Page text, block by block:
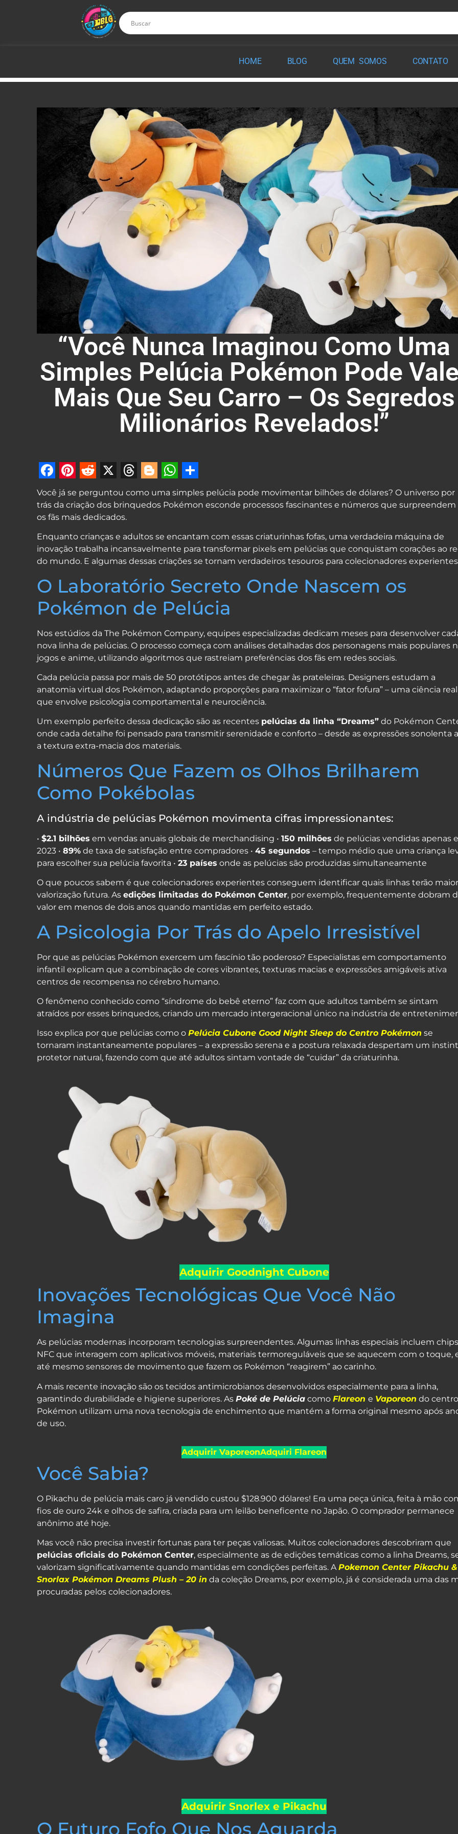
HOME BLOG QUEM SOMOS CONTATO
“Você Nunca Imaginou Como Uma
Simples Pelúcia Pokémon Pode
Mais Que Seu Carro – Os Segredos
Milionários Revelados!”
Facebook
Pinterest
Reddit
X Threads
Blogger
WhatsApp
Share
Você já se perguntou como uma simples pelúcia pode movimentar bilhões de dólares? O universo por
trás da criação dos brinquedos Pokémon esconde processos fascinantes e números que surpreendem
os fãs mais dedicados.
Enquanto crianças e adultos se encantam com essas criaturinhas fofas, uma verdadeira máquina de
inovação trabalha incansavelmente para transformar pixels em pelúcias que conquistam corações ao
do mundo. E algumas dessas criações se tornam verdadeiros tesouros para colecionadores
O Laboratório Secreto Onde Nascem os
Pokémon de Pelúcia
Nos estúdios da The Pokémon Company, equipes especializadas dedicam meses para desenvolver
nova linha de pelúcias. O processo começa com análises detalhadas dos personagens mais populares
jogos e anime, utilizando algoritmos que rastreiam preferências dos fãs em redes sociais.
Cada pelúcia passa por mais de 50 protótipos antes de chegar às prateleiras. Designers estudam a
anatomia virtual dos Pokémon, adaptando proporções para maximizar o “fator fofura” – uma ciência real
que envolve psicologia comportamental e neurociência.
Um exemplo perfeito dessa dedicação são as recentes pelúcias da linha “Dreams” do Pokémon
onde cada detalhe foi pensado para transmitir serenidade e conforto – desde as expressões sonolenta
a textura extra-macia dos materiais.
Números Que Fazem os Olhos Brilharem
Como Pokébolas
A indústria de pelúcias Pokémon movimenta cifras impressionantes:
• $2.1 bilhões em vendas anuais globais de merchandising • 150 milhões de pelúcias vendidas apenas
2023 • 89% de taxa de satisfação entre compradores • 45 segundos – tempo médio que uma criança
para escolher sua pelúcia favorita • 23 países onde as pelúcias são produzidas simultaneamente
O que poucos sabem é que colecionadores experientes conseguem identificar quais linhas terão maior
valorização futura. As edições limitadas do Pokémon Center, por exemplo, frequentemente dobram
valor em menos de dois anos quando mantidas em perfeito estado.
A Psicologia Por Trás do Apelo Irresistível
Por que as pelúcias Pokémon exercem um fascínio tão poderoso? Especialistas em comportamento
infantil explicam que a combinação de cores vibrantes, texturas macias e expressões amigáveis ativa
centros de recompensa no cérebro humano.
O fenômeno conhecido como “síndrome do bebê eterno” faz com que adultos também se sintam
atraídos por esses brinquedos, criando um mercado intergeracional único na indústria de
Isso explica por que pelúcias como o Pelúcia Cubone Good Night Sleep do Centro Pokémon se
tornaram instantaneamente populares – a expressão serena e a postura relaxada despertam um
protetor natural, fazendo com que até adultos sintam vontade de “cuidar” da criaturinha.
Adquirir Goodnight Cubone
Inovações Tecnológicas Que Você Não
Imagina
As pelúcias modernas incorporam tecnologias surpreendentes. Algumas linhas especiais incluem chips
NFC que interagem com aplicativos móveis, materiais termoreguláveis que se aquecem com o toque,
até mesmo sensores de movimento que fazem os Pokémon “reagirem” ao carinho.
A mais recente inovação são os tecidos antimicrobianos desenvolvidos especialmente para a linha,
garantindo durabilidade e higiene superiores. As Poké de Pelúcia como Flareon e Vaporeon do centro
Pokémon utilizam uma nova tecnologia de enchimento que mantém a forma original mesmo após
de uso.
Adquirir VaporeonAdquiri Flareon
Você Sabia?
O Pikachu de pelúcia mais caro já vendido custou $128.900 dólares! Era uma peça única, feita à mão
fios de ouro 24k e olhos de safira, criada para um leilão beneficente no Japão. O comprador permanece
anônimo até hoje.
Mas você não precisa investir fortunas para ter peças valiosas. Muitos colecionadores descobriram que
pelúcias oficiais do Pokémon Center, especialmente as de edições temáticas como a linha Dreams,
valorizam significativamente quando mantidas em condições perfeitas. APokemon Center Pikachu &
Snorlax Pokémon Dreams Plush – 20 in da coleção Dreams, por exemplo, já é considerada uma das
procuradas pelos colecionadores.
Adquirir Snorlex e Pikachu
O Futuro Fofo Que Nos Aguarda